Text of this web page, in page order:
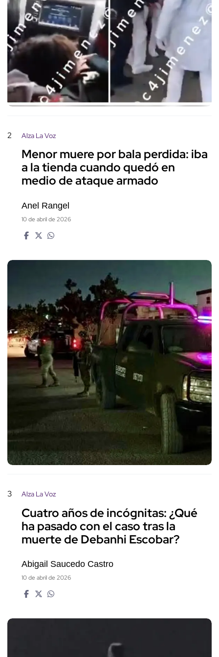
2 Alza La Voz
Menor muere por bala perdida: iba
a la tienda cuando quedó en
medio de ataque armado
Anel Rangel
10 de abril de 2026
3 Alza La Voz
Cuatro años de incógnitas: ¿Qué
ha pasado con el caso tras la
muerte de Debanhi Escobar?
Abigail Saucedo Castro
10 de abril de 2026